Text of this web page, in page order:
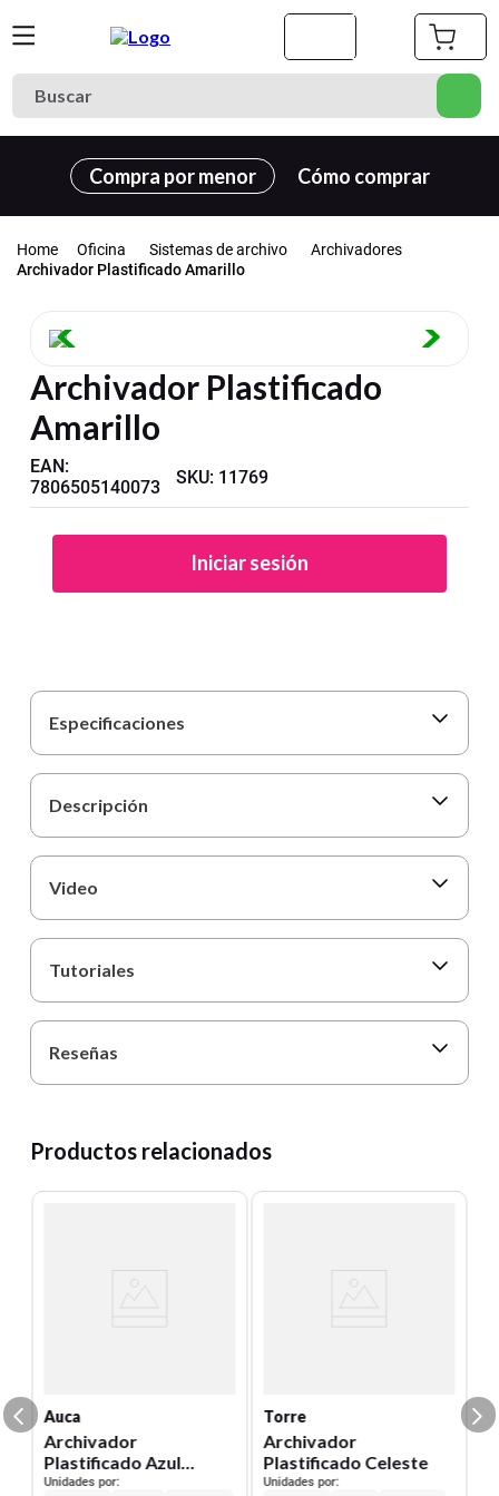
Buscar
Compra por menor Cómo comprar
Oficina Sistemas de archivo
Archivadores
Archivador Plastificado Amarillo
Archivador Plastificado
Amarillo
EAN:
7806505140073
SKU: 11769
Iniciar sesión
Especificaciones
Descripción
Video
Tutoriales
Reseñas
Productos relacionados
Auca
Archivador
Plastificado Azul
C/Gusano Auca
Unidades por:
Torre
Archivador
Plastificado Celeste
Unidades por:
Términos más buscados
cuaderno
3. goma eva
5.
6. estuche
7. cartulina
8.
10